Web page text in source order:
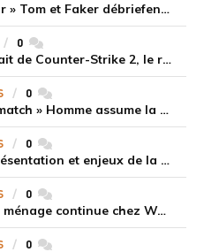
« La confiance est de retour » Tom et Faker débriefent la victoire convaincante de T1 face à Dplus KIA
0commentaires
Gentle Mates acte son retrait de Counter-Strike 2, le roster ibérique libéré
0commentaires
« Je nous ai fait perdre ce match » Homme assume la responsabilité de la défaite de HLE face à Gen.G
0commentaires
LEC Summer Split 2026 : présentation et enjeux de la troisième semaine de compétition
0commentaires
Mercato LoL LPL : le grand ménage continue chez Weibo Gaming, Jiejie quitte le navire au profit de Xiaohao
0commentaires